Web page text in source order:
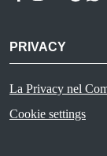
PRIVACY
Useful
La Privacy nel
PRIVACY